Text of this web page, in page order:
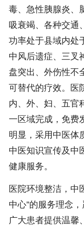
毒、急性胰腺炎、
吸衰竭、各种交通
功率处于县域内处
中风后遗症、三叉
盘突出、外伤性不
可替代的疗效。医
内、外、妇、五官
一区域完成，免费
明显，采用中医体
中医知识宣传及中
健康服务。
医院环境整洁，中
中心”的服务理念
广大患者提供温馨